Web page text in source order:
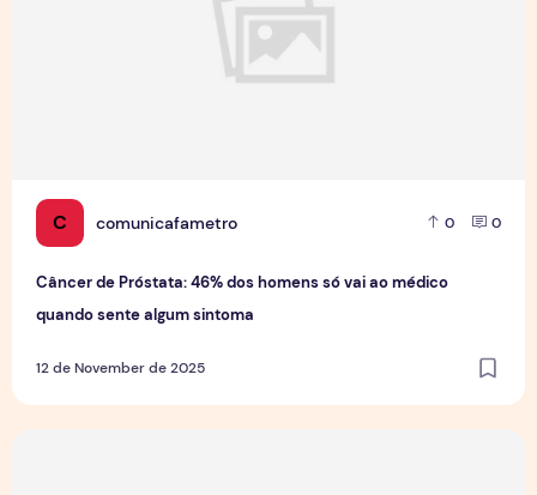
C comunicafametro 0 0
Câncer de Próstata: 46% dos homens só vai ao médico
quando sente algum sintoma
12 de November de 2025